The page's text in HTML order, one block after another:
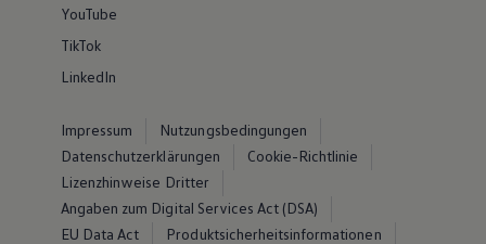
YouTube
TikTok
LinkedIn
Impressum
Nutzungsbedingungen
Datenschutzerklärungen
Cookie-Richtlinie
Lizenzhinweise Dritter
Angaben zum Digital Services Act (DSA)
EU Data Act
Produktsicherheitsinformationen